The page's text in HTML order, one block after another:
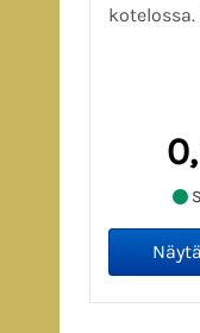
kotelossa.